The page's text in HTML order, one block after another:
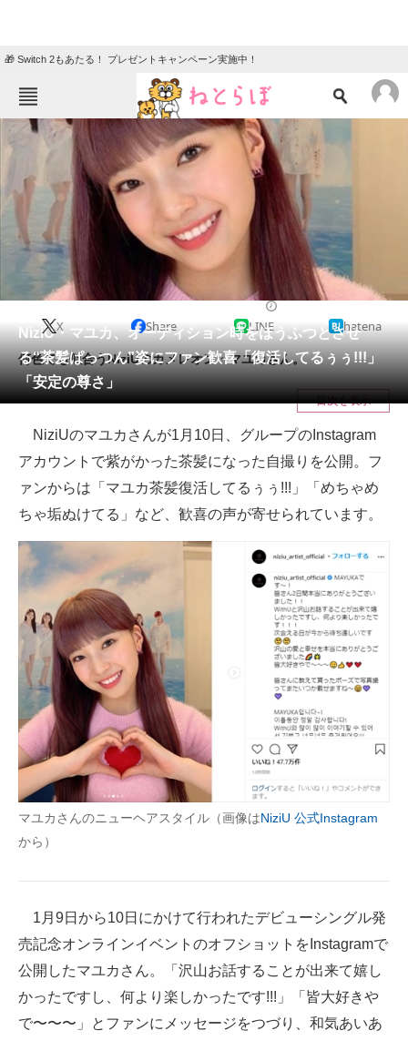
🎁 Switch 2もあたる！ プレゼントキャンペーン実施中！
ねとらぼメニュー
TOP ニュース
エンタメ
地域
住まい 教育・育児
リサーチ
会員記事
メディア
注目記事を集めた総合ページ
ITの今と未来を見通す
スマホと通信の最新トレンド
進化するPCとデバイスの未来
好きが集まる 比べて選べる
ビジネスと働き方のヒント
AI活用のいまが分かる
企業ITのトレンドを詳説
経営リーダーのコミュニティ
マーケ×ITの今がよく分かる
ITエンジニア向け専門サイト
企業向けIT製品の総合サイト
製造業のIT導入・活用を支援
エレクトロニクス専門サイト
電子設計の基本と応用
NiziU・マユカ、オーディション時をほうふつとさせ
る“茶髪ぱっつん”姿にファン歓喜「復活してるぅぅ!!!」
「安定の尊さ」
X Share LINE hatena
何色でも似合うNiziUのカメレオン・マユカさん。
目次を表示
NiziUのマユカさんが1月10日、グループのInstagram
アカウントで紫がかった茶髪になった自撮りを公開。フ
ァンからは「マユカ茶髪復活してるぅぅ!!!」「めちゃめ
ちゃ垢ぬけてる」など、歓喜の声が寄せられています。
マユカさんのニューヘアスタイル（画像はNiziU 公式Instagram
から）
1月9日から10日にかけて行われたデビューシングル発
売記念オンラインイベントのオフショットをInstagramで
公開したマユカさん。「沢山お話することが出来て嬉し
かったですし、何より楽しかったです!!!」「皆大好きや
で〜〜〜」とファンにメッセージをつづり、和気あいあ